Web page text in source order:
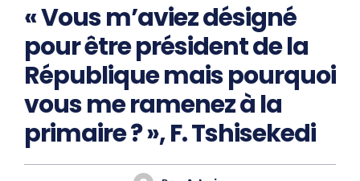
« Vous m’aviez désigné
pour être président de la
République mais pourquoi
vous me ramenez à la
primaire ? », F. Tshisekedi